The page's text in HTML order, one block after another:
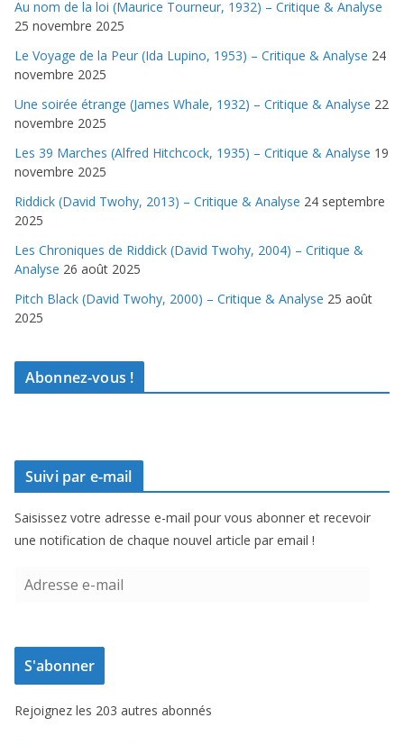
Au nom de la loi (Maurice Tourneur, 1932) – Critique & Analyse
25 novembre 2025
Le Voyage de la Peur (Ida Lupino, 1953) – Critique & Analyse 24
novembre 2025
Une soirée étrange (James Whale, 1932) – Critique & Analyse 22
novembre 2025
Les 39 Marches (Alfred Hitchcock, 1935) – Critique & Analyse 19
novembre 2025
Riddick (David Twohy, 2013) – Critique & Analyse 24 septembre
2025
Les Chroniques de Riddick (David Twohy, 2004) – Critique &
Analyse 26 août 2025
Pitch Black (David Twohy, 2000) – Critique & Analyse 25 août
2025
Abonnez-vous !
Suivi par e-mail
Saisissez votre adresse e-mail pour vous abonner et recevoir
une notification de chaque nouvel article par email !
e
s
e
S'abonner
Rejoignez les 203 autres abonnés